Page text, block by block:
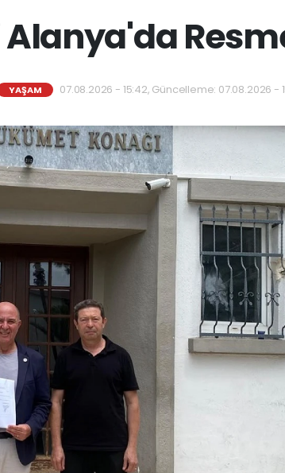
YAŞAM 07.08.2026 - 15:42, Güncelleme: 07.08.2026 -